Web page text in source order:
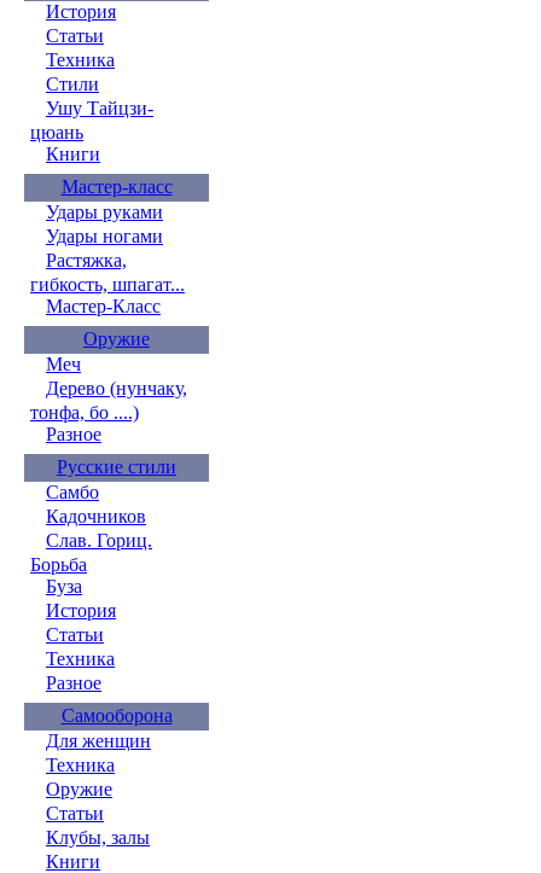
История
Статьи
Техника
Стили
Ушу Тайцзи-
цюань
Книги
Мастер-класс
Удары руками
Удары ногами
Растяжка,
гибкость, шпагат...
Мастер-Класс
Оружие
Меч
Дерево (нунчаку,
тонфа, бо ....)
Разное
Русские стили
Самбо
Кадочников
Слав. Гориц.
Борьба
Буза
История
Статьи
Техника
Разное
Самооборона
Для женщин
Техника
Оружие
Статьи
Клубы, залы
Книги